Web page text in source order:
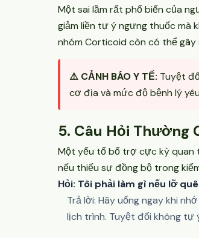
Một sai lầm rất phổ biến của
giảm liền tự ý ngưng thuốc mà
nhóm Corticoid còn có thể
⚠️ CẢNH BÁO Y TẾ: Tuyệt
cơ địa và mức độ bệnh lý
5. Câu Hỏi Thường
Một yếu tố bổ trợ cực kỳ quan
nếu thiếu sự đồng bộ trong
Hỏi: Tôi phải làm gì nếu lỡ
Trả lời: Hãy uống ngay khi
lịch trình. Tuyệt đối không tự